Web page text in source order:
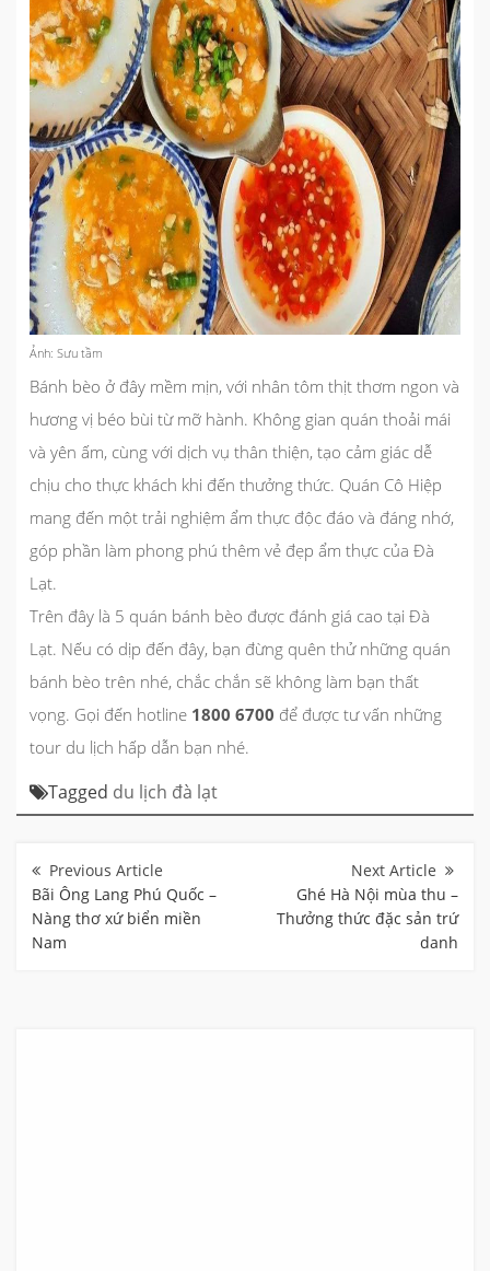
Ảnh: Sưu tầm
Bánh bèo ở đây mềm mịn, với nhân tôm thịt thơm ngon và
hương vị béo bùi từ mỡ hành. Không gian quán thoải mái
và yên ấm, cùng với dịch vụ thân thiện, tạo cảm giác dễ
chịu cho thực khách khi đến thưởng thức. Quán Cô Hiệp
mang đến một trải nghiệm ẩm thực độc đáo và đáng nhớ,
góp phần làm phong phú thêm vẻ đẹp ẩm thực của Đà
Lạt.
Trên đây là 5 quán bánh bèo được đánh giá cao tại Đà
Lạt. Nếu có dịp đến đây, bạn đừng quên thử những quán
bánh bèo trên nhé, chắc chắn sẽ không làm bạn thất
vọng. Gọi đến hotline 1800 6700 để được tư vấn những
tour du lịch hấp dẫn bạn nhé.
Tagged du lịch đà lạt
hướng
bài
viết
Bãi Ông Lang Phú Quốc –
Nàng thơ xứ biển miền
Nam
Ghé Hà Nội mùa thu –
Thưởng thức đặc sản trứ
danh